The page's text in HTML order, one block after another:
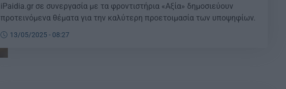
iPaidia.gr σε συνεργασία με τα φροντιστήρια «Αξία» δημοσιεύουν
προτεινόμενα θέματα για την καλύτερη προετοιμασία των υποψηφίων.
13/05/2025 - 08:27